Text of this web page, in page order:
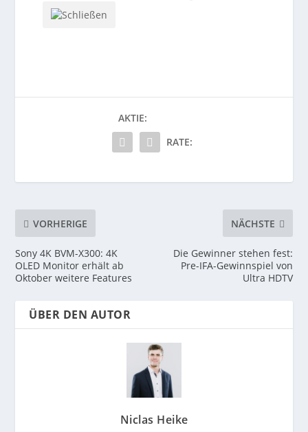
AKTIE:
RATE:
VORHERIGE
Sony 4K BVM-X300: 4K
OLED Monitor erhält ab
Oktober weitere Features
NÄCHSTE
Die Gewinner stehen fest:
Pre-IFA-Gewinnspiel von
Ultra HDTV
ÜBER DEN AUTOR
Niclas Heike